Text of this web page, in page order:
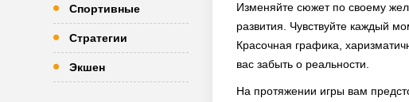
Спортивные
Стратегии
Экшен
Изменяйте сюжет по своему
развития. Чувствуйте каждый
Красочная графика,
вас забыть о реальности.
На протяжении игры вам